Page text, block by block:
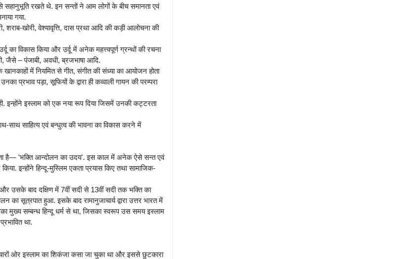
रखते थे. इन सन्तों ने आम लोगों के बीच समानता एवं
गया.
खोरी, वेश्यावृत्ति, दास प्रथा आदि की कड़ी आलोचना की
का विकास किया और उर्दू में अनेक महत्त्वपूर्ण ग्रन्थों की रचना
जैसे – पंजाबी, अवधी, ब्रजभाषा आदि.
में नियमित से गीत, संगीत की संध्या का आयोजन होता
प्रभाव पड़ा, सूफियों के द्वारा ही कव्वाली गायन की परम्परा
इन्होंने इस्लाम को एक नया रूप दिया जिसमें उनकी कट्टरता
साथ साहित्य एवं बन्धुत्व की भावना का विकास करने में
है— 'भक्ति आन्दोलन का उदय'. इस काल में अनेक ऐसे सन्त एवं
इन्होंने हिन्दू-मुस्लिम एकता प्रयास किए तथा सामाजिक-
और उसके बाद दक्षिण में 7वीं सदी से 13वीं सदी तक भक्ति का
का सूत्रपात हुआ. इसके बाद रामानुजाचार्य द्वारा उत्तर भारत में
मुख्य सम्बन्ध हिन्दू धर्म से था, जिसका स्वरूप उस समय इस्लाम
था.
ओर इस्लाम का शिकंजा कसा जा चुका था और इससे छुटकारा